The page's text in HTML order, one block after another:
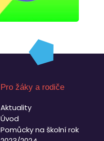
Pro žáky a rodiče
Aktuality
Úvod
Pomůcky na školní rok